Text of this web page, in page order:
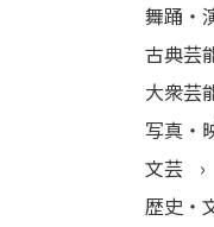
舞踊・
古典芸
大衆芸
写真・
文芸
歴史・